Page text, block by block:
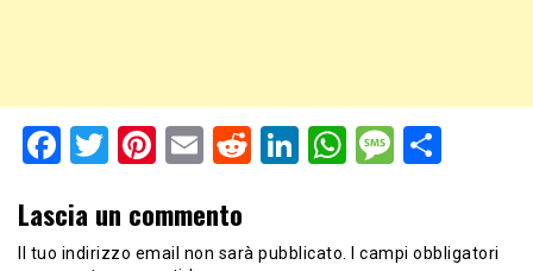
Facebook
Twitter
Pinterest
EmailRedditLinkedIn
WhatsApp
Lascia un commento
Il tuo indirizzo email non sarà pubblicato.
I campi obbligatori